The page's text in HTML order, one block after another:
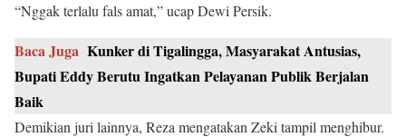
“Nggak terlalu fals amat,” ucap Dewi Persik.
Baca Juga Kunker di Tigalingga, Masyarakat Antusias,
Bupati Eddy Berutu Ingatkan Pelayanan Publik Berjalan
Baik
Demikian juri lainnya, Reza mengatakan Zeki tampil menghibur.